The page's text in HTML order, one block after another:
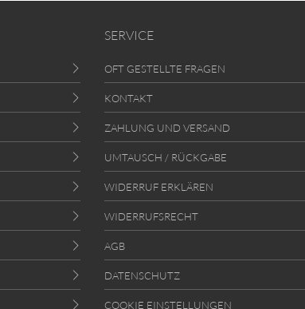
SERVICE
OFT GESTELLTE FRAGEN
KONTAKT
ZAHLUNG UND VERSAND
UMTAUSCH / RÜCKGABE
WIDERRUF ERKLÄREN
WIDERRUFSRECHT
AGB
DATENSCHUTZ
COOKIE EINSTELLUNGEN